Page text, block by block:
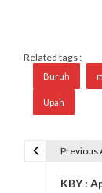
Related tags :
Buruh
Upah
Previous
KBY :